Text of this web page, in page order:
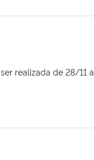
realizada de 28/11